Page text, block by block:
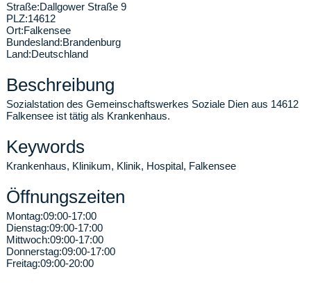
Straße:Dallgower Straße 9
PLZ:14612
Ort:Falkensee
Bundesland:Brandenburg
Land:Deutschland
Beschreibung
Sozialstation des Gemeinschaftswerkes Soziale Dien aus 14612
Falkensee ist tätig als Krankenhaus.
Keywords
Krankenhaus, Klinikum, Klinik, Hospital, Falkensee
Öffnungszeiten
Montag:09:00-17:00
Dienstag:09:00-17:00
Mittwoch:09:00-17:00
Donnerstag:09:00-17:00
Freitag:09:00-20:00